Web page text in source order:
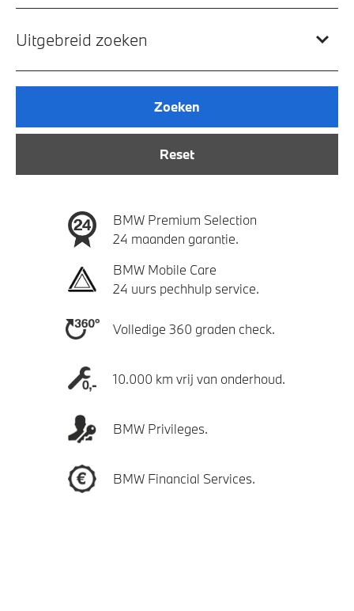
Uitgebreid zoeken
Reset
Zoeken
BMW Premium Selection
24 maanden garantie.
BMW Mobile Care
24 uurs pechhulp service.
Volledige 360 graden check.
10.000 km vrij van onderhoud.
BMW Privileges.
BMW Financial Services.